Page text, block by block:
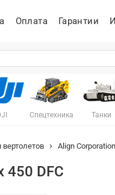
Оплата Гарантии
Спецтехника Танки
Align Corporation
450 DFC